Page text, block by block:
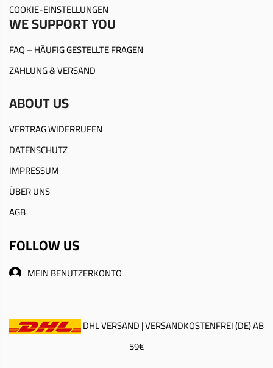
COOKIE-EINSTELLUNGEN
WE SUPPORT YOU
FAQ – HÄUFIG GESTELLTE FRAGEN
ZAHLUNG & VERSAND
ABOUT US
VERTRAG WIDERRUFEN
DATENSCHUTZ
IMPRESSUM
ÜBER UNS
AGB
FOLLOW US
MEIN BENUTZERKONTO
DHL VERSAND | VERSANDKOSTENFREI (DE) AB
59€